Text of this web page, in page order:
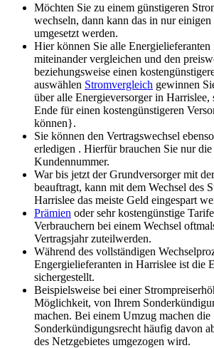
Möchten Sie zu einem günstigeren
wechseln, dann kann das in nur
umgesetzt werden.
Hier können Sie alle Energielieferanten
miteinander vergleichen und den
beziehungsweise einen
auswählen Stromvergleich gewinnen
über alle Energieversorger in Harrislee,
Ende für einen kostengünstigeren
können}.
Sie können den Vertragswechsel
erledigen . Hierfür brauchen Sie nur
Kundennummer.
War bis jetzt der Grundversorger mit
beauftragt, kann mit dem Wechsel des
Harrislee das meiste Geld eingespart
Prämien oder sehr kostengünstige
Verbrauchern bei einem Wechsel
Vertragsjahr zuteilwerden.
Während des vollständigen
Engergielieferanten in Harrislee ist die
sichergestellt.
Beispielsweise bei einer
Möglichkeit, von Ihrem
machen. Bei einem Umzug machen die
Sonderkündigungsrecht häufig davon
des Netzgebietes umgezogen wird.